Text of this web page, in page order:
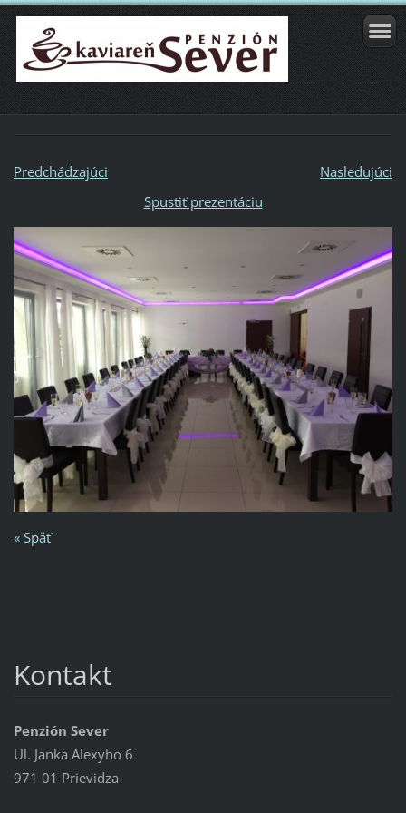
Predchádzajúci
Nasledujúci
Spustiť prezentáciu
« Späť
Kontakt
Penzión Sever
Ul. Janka Alexyho 6
971 01 Prievidza